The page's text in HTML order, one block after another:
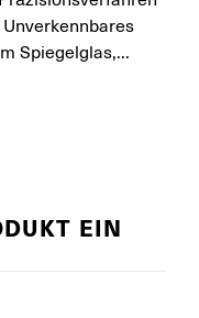
Spiegelglas,...
EIN